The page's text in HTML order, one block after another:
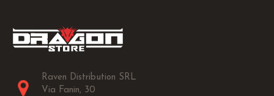
Raven Distribution SRL
Via Fanin, 30